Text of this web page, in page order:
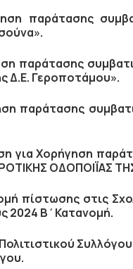
παράτασης
παράτασης
Δ.Ε. Γεροποτάμου».
παράτασης
για Χορήγηση
ΟΔΟΠΟΙΪΑΣ
πίστωσης στις
2024 Β΄Κατανομή.